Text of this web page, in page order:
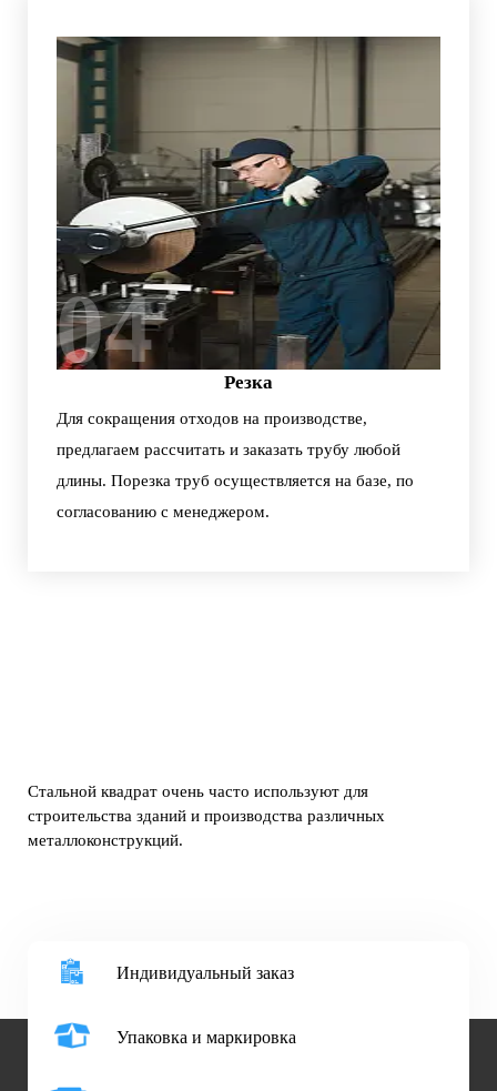
04 Резка
Для сокращения отходов на производстве,
предлагаем рассчитать и заказать трубу любой
длины. Порезка труб осуществляется на базе, по
согласованию с менеджером.
Стальной квадрат очень часто используют для
строительства зданий и производства различных
металлоконструкций.
Индивидуальный заказ
Упаковка и маркировка